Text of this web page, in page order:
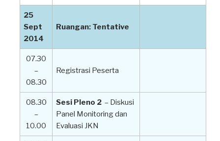
25
Sept
2014
Ruangan: Tentative
07.30
–
08.30
Registrasi Peserta
08.30
–
10.00
Sesi Pleno 2 – Diskusi
Panel Monitoring dan
Evaluasi JKN